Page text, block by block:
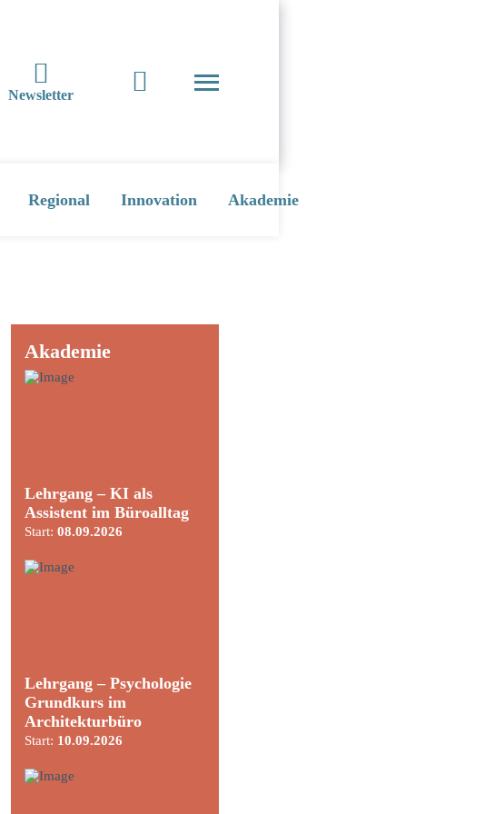
Newsletter
Regional Innovation Akademie
Akademie
Lehrgang – KI als
Assistent im Büroalltag
Start:08.09.2026
Lehrgang – Psychologie
Grundkurs im
Architekturbüro
Start: 10.09.2026